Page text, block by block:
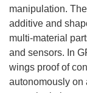
manipulation.
additive and
multi-material
and sensors. In
wings proof of
autonomously on